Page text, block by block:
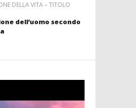
DELLA VITA – TITOLO
dell’uomo secondo